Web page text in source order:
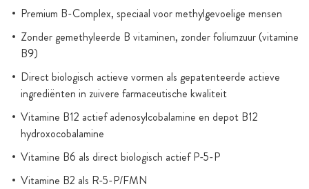
Premium B-Complex, speciaal voor methylgevoelige mensen
Zonder gemethyleerde B vitaminen, zonder foliumzuur (vitamine
B9)
Direct biologisch actieve vormen als gepatenteerde actieve
ingrediënten in zuivere farmaceutische kwaliteit
Vitamine B12 actief adenosylcobalamine en depot B12
hydroxocobalamine
Vitamine B6 als direct biologisch actief P-5-P
Vitamine B2 als R-5-P/FMN